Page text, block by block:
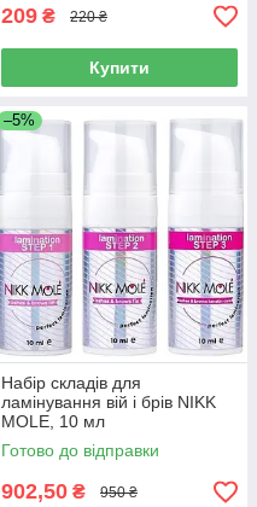
209 ₴ 220 ₴
Купити
–5%
Набір складів для
ламінування вій і брів NIKK
MOLE, 10 мл
Готово до відправки
902,50 ₴ 950 ₴